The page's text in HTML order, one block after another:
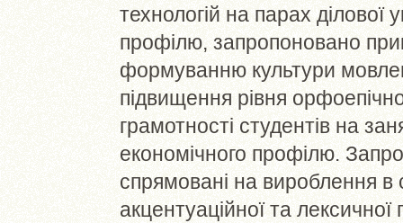
технологій на парах ділової
профілю, запропоновано
формуванню культури
підвищення рівня
грамотності студентів на
економічного профілю.
спрямовані на вироблення в
акцентуаційної та